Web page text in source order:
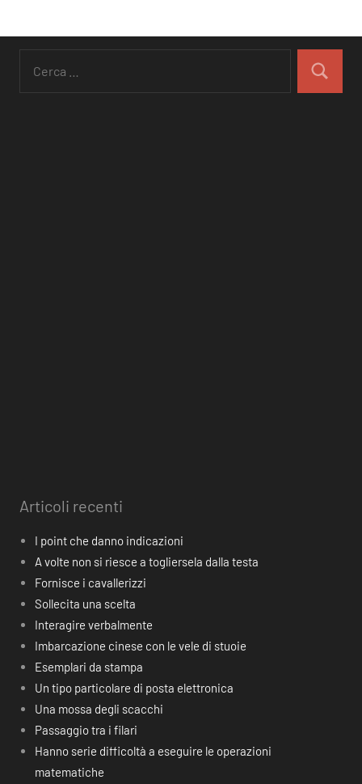
Articoli recenti
I point che danno indicazioni
A volte non si riesce a togliersela dalla testa
Fornisce i cavallerizzi
Sollecita una scelta
Interagire verbalmente
Imbarcazione cinese con le vele di stuoie
Esemplari da stampa
Un tipo particolare di posta elettronica
Una mossa degli scacchi
Passaggio tra i filari
Hanno serie difficoltà a eseguire le operazioni
matematiche